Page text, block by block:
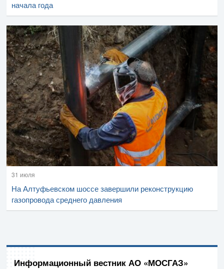
начала года
31 июля
На Алтуфьевском шоссе завершили реконструкцию
газопровода среднего давления
Информационный вестник АО «МОСГАЗ»